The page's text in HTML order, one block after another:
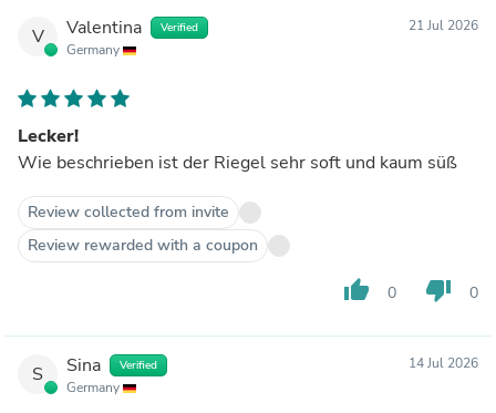
V Valentina Verified
Germany
21 Jul 2026
Lecker!
Wie beschrieben ist der Riegel sehr soft und kaum süß
Review collected from invite
Review rewarded with a coupon
thumb_up 0 thumb_down 0
S Sina Verified
Germany
14 Jul 2026